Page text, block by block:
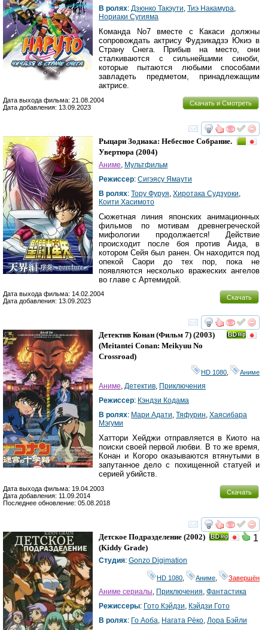
В ролях: Дзюнко Такэути Тиэ Накамура
Нориаки Сугияма
Команда No7 вместе с Какаси должны
сопровождать актрису Фудзикадзэ Юкиэ в
Страну Снега. Прибыв на место, они
сталкиваются с сильнейшими синоби,
которые пытаются любыми способами
завладеть предметом, принадлежащим
актрисе.
Скачать и Смотреть
Дата выхода фильма: 21.08.2004
Дата добавления: 13.09.2023
смотреть
Рыцари Зодиака: Небесное Собрание.
Увертюра (2004)
Аниме Мультфильм
Режиссер: Сигэясу Ямаути
В ролях: Тору Фуруя Хиротака Судзуоки
Коити Хасимото
Сюжетная линия японских анимационных
фильмов по мотивам древнегреческой
мифологии продолжается! Действие
происходит после боя против Аида, в
котором Сейя был ранен. Он находится под
опекой Саори до тех пор, пока не
появляются несколько вражеских ангелов
во главе с Артемидой.
Скачать
Дата выхода фильма: 14.02.2004
Дата добавления: 13.09.2023
смотреть
Детектив Конан (фильм 7) (2003)
(Meitantei Conan: Meikyuu No
Crossroad)
HD 1080 Аниме
Аниме, Детектив, Приключения
Режиссер: Кэндзи Кодама
В ролях: Мари Адати, Тяфурин, Хаясибара
Мэгуми
Хаттори Хейджи отправляется в Киото на
поиски своей первой любви. В то же время,
Конан и Когоро оказываются втянутыми в
запутанное дело с похищенной статуей и
серией убийств.
Скачать
Дата выхода фильма: 19.04.2003
Дата добавления: 11.09.2014
Последнее обновление: 05.08.2018
смотреть
1
Детское Подразделение (2002)
(Kiddy Grade)
Студия: Gonzo Digimation
HD 1080 Аниме Завершён
Аниме сериалы, Приключения, Фантастика
Режиссеры: Гото Кэйдзи, Кэйдзи Гото
В ролях: Го Аоба, Нагата Рёко, Лора Бэйли